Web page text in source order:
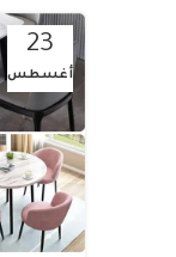
23
أغسطس